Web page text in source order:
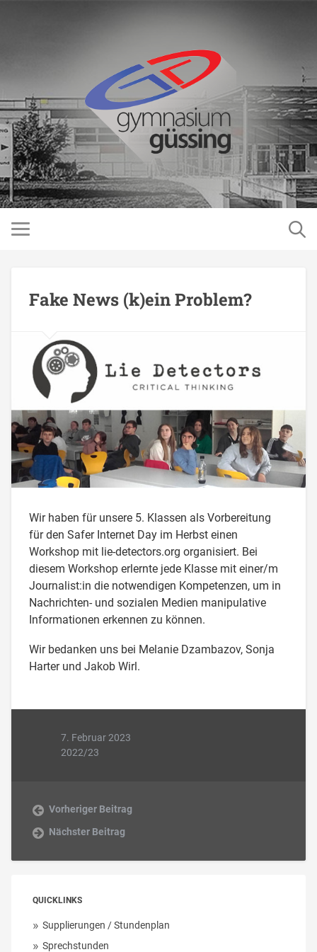
Fake News (k)ein Problem?
Wir haben für unsere 5. Klassen als Vorbereitung
für den Safer Internet Day im Herbst einen
Workshop mit lie-detectors.org organisiert. Bei
diesem Workshop erlernte jede Klasse mit einer/m
Journalist:in die notwendigen Kompetenzen, um in
Nachrichten- und sozialen Medien manipulative
Informationen erkennen zu können.
Wir bedanken uns bei Melanie Dzambazov, Sonja
Harter und Jakob Wirl.
7. Februar 2023
2022/23
Vorheriger Beitrag
Nächster Beitrag
QUICKLINKS
Supplierungen / Stundenplan
Sprechstunden